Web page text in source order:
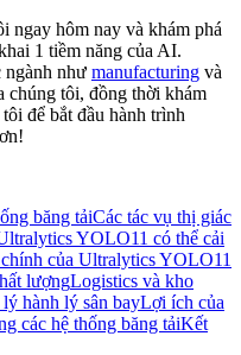
ngay hôm nay và khám phá
1 tiềm năng của AI.
ngành như manufacturing và
chúng tôi, đồng thời khám
để bắt đầu hành trình
băng tảiCác tác vụ thị giác
YOLO11 có thể cải
của Ultralytics YOLO11
lượngLogistics và kho
hành lý sân bayLợi ích của
các hệ thống băng tảiKết